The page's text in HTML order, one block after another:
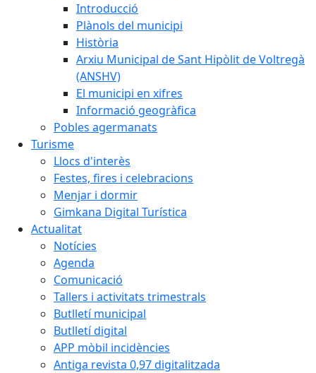
Introducció
Plànols del municipi
Història
Arxiu Municipal de Sant Hipòlit de Voltregà
(ANSHV)
El municipi en xifres
Informació geogràfica
Pobles agermanats
Turisme
Llocs d'interès
Festes, fires i celebracions
Menjar i dormir
Gimkana Digital Turística
Actualitat
Notícies
Agenda
Comunicació
Tallers i activitats trimestrals
Butlletí municipal
Butlletí digital
APP mòbil incidències
Antiga revista 0,97 digitalitzada